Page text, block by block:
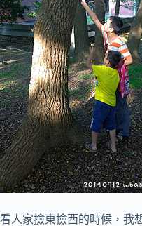
看人家撿東撿西的時候，我